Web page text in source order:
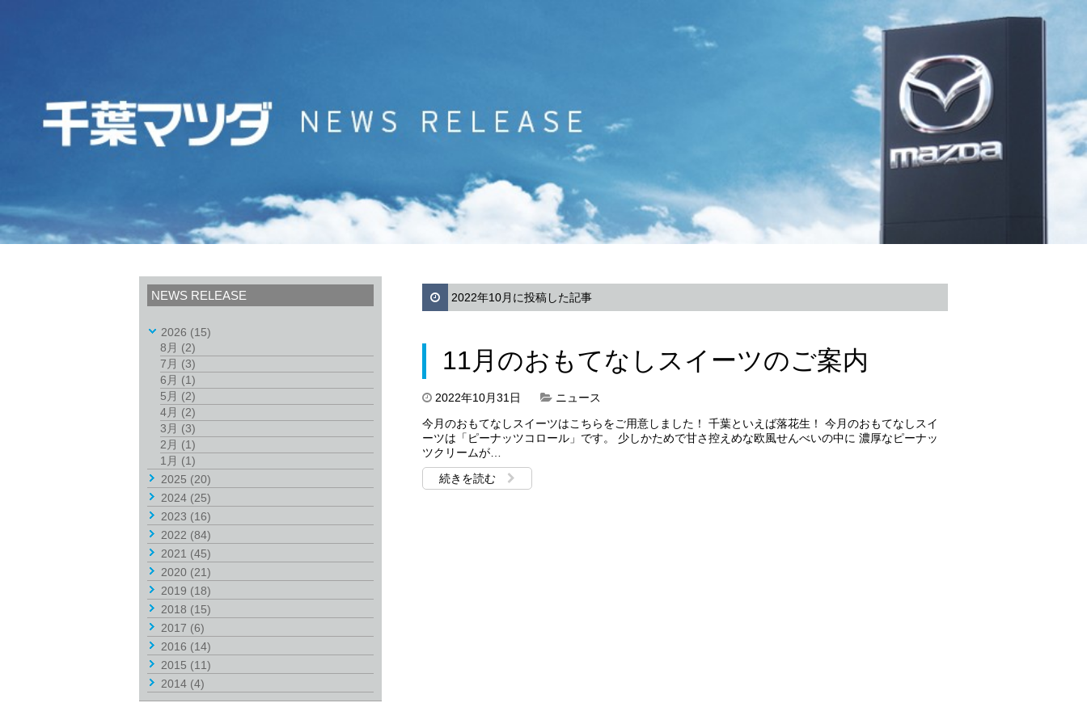
2022年10月に投稿した記事
11月のおもてなしスイーツのご案内
2022年10月31日
ニュース
今月のおもてなしスイーツはこちらをご用意しました！ 千葉といえば落花生！ 今月のおもてなしスイ
ーツは「ピーナッツコロール」です。 少しかためで甘さ控えめな欧風せんべいの中に 濃厚なピーナッ
ツクリームが…
続きを読む
NEWS RELEASE
2026 (15)
8月 (2)
7月 (3)
6月 (1)
5月 (2)
4月 (2)
3月 (3)
2月 (1)
1月 (1)
2025 (20)
2024 (25)
2023 (16)
2022 (84)
2021 (45)
2020 (21)
2019 (18)
2018 (15)
2017 (6)
2016 (14)
2015 (11)
2014 (4)